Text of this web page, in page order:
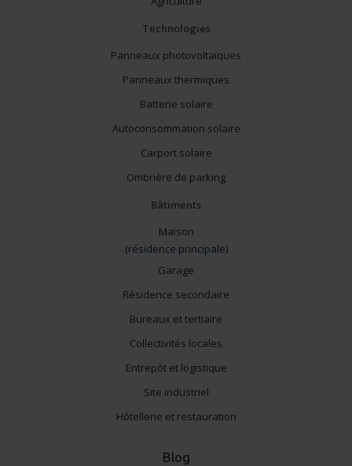
Technologies
Panneaux photovoltaïques
Panneaux thermiques
Batterie solaire
Autoconsommation solaire
Carport solaire
Ombrière de parking
Bâtiments
Maison
(résidence principale)
Garage
Résidence secondaire
Bureaux et tertiaire
Collectivités locales
Entrepôt et logistique
Site industriel
Hôtellerie et restauration
Blog